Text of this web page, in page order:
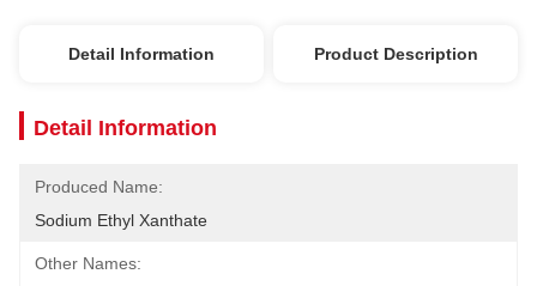
Detail Information Product Description
Detail Information
Produced Name:
Sodium Ethyl Xanthate
Other Names: